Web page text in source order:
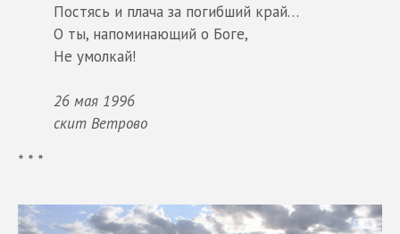
Постясь и плача за погибший край…
О ты, напоминающий о Боге,
Не умолкай!
26 мая 1996
скит Ветрово
* * *